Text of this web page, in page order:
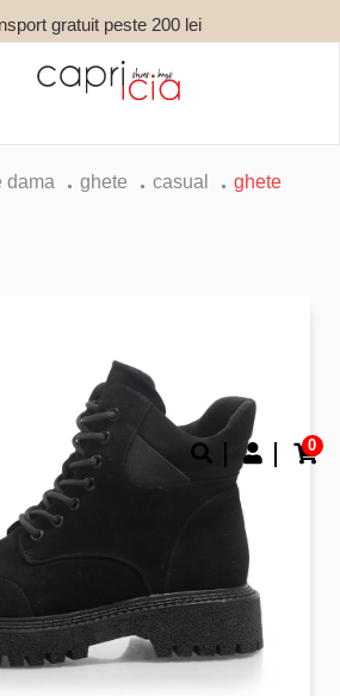
gratuit peste 200 lei
0
dama ghete casual
ghete